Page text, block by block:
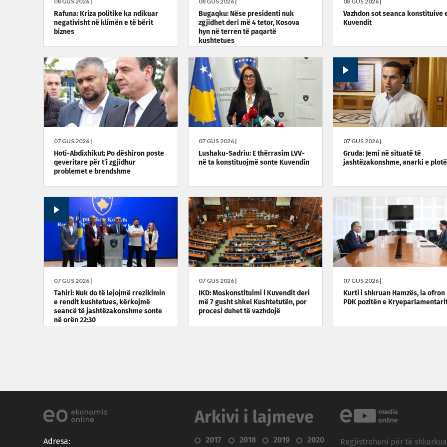
Rafuna: Kriza politike ka ndikuar
negativisht në klimën e të bërit
biznes
Bugaqku: Nëse presidenti nuk
zgjidhet deri më 4 tetor, Kosova
hyn në terren të paqartë
kushtetues
Vazhdon sot seanca konstituive
Kuvendit
07 GUS 2026 |
Hoti-Abdixhikut: Po dëshiron poste
qeveritare për t’i zgjidhur
problemet e brendshme
07 GUS 2026 |
Lushaku-Sadriu: E thërrasim LVV-
në ta konstituojmë sonte Kuvendin
07 GUS 2026 |
Gruda: Jemi në situatë të
jashtëzakonshme, anarki e plotë
07 GUS 2026 |
Tahiri: Nuk do të lejojmë rrezikimin
e rendit kushtetues, kërkojmë
seancë të jashtëzakonshme sonte
në orën 22:30
07 GUS 2026 |
IKD: Moskonstituimi i Kuvendit deri
më 7 gusht shkel Kushtetutën, por
procesi duhet të vazhdojë
07 GUS 2026 |
Kurti i shkruan Hamzës, ia ofron
PDK pozitën e
Adresa:
Arkivi i lajmeve
2017 2018 2019 2020 Regjistrohuni për të